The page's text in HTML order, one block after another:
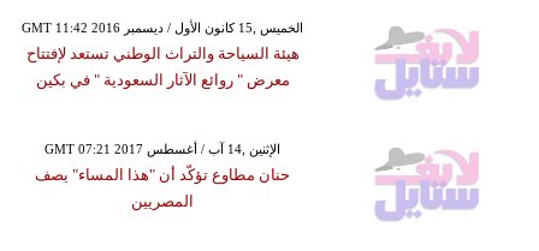
GMT 11:42 2016 الخميس ,15 كانون الأول / ديسمبر
هيئة السياحة والتراث الوطني تستعد لإفتتاح
معرض " روائع الآثار السعودية " في بكين
GMT 07:21 2017 الإثنين ,14 آب / أغسطس
حنان مطاوع تؤكّد أن "هذا المساء" يصف
المصريين